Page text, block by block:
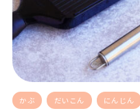
かぶ だいこん にんじん